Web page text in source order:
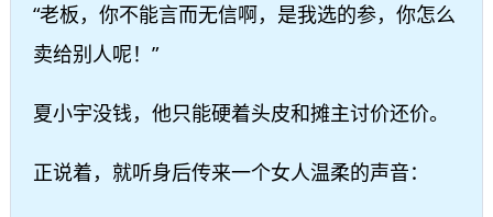
“老板，你不能言而无信啊，是我选的参，你怎么
卖给别人呢！”
夏小宇没钱，他只能硬着头皮和摊主讨价还价。
正说着，就听身后传来一个女人温柔的声音：